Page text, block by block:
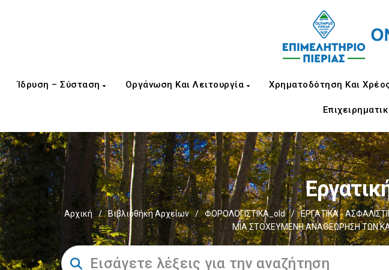
Ίδρυση – Σύσταση Οργάνωση Και Λειτουργία Χρηματοδότηση Και
Αρχική / Βιβλιοθήκη Αρχείων / ΦΟΡΟΛΟΓΙΣΤΙΚΑ_old / ΕΡΓΑΤΙΚΑ -
ΜΙΑ ΣΤΟΧΕΥΜΕΝΗ ΑΝΑΘΕΩΡΗΣΗ ΤΩΝ